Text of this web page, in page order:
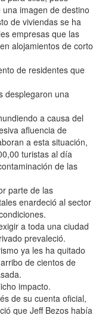
imagen de destino
de viviendas se ha
empresas que las
alojamientos de corto
de residentes que
desplegaron una
a causa del
afluencia de
a esta situación,
turistas al día
de las
parte de las
enardeció al sector
a toda una ciudad
prevaleció.
ya les ha quitado
de cientos de
impacto.
de su cuenta oficial,
que Jeff Bezos había